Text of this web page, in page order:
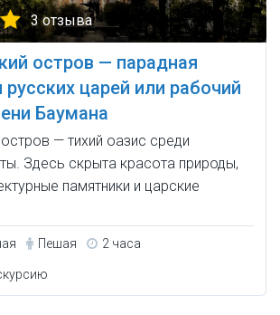
3 отзыва
остров — парадная
русских царей или рабочий
Баумана
— тихий оазис среди
Здесь скрыта красота природы,
памятники и царские
Пешая 2 часа